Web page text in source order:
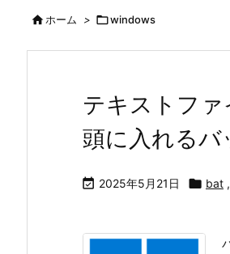
ホーム > windows
テキストフ
頭に入れる
 2025年5月21日  bat ,